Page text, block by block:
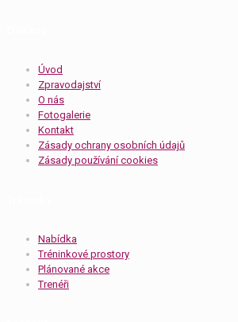
Úvod
Zpravodajství
O nás
Fotogalerie
Kontakt
Zásady ochrany osobních údajů
Zásady používání cookies
Nabídka
Tréninkové prostory
Plánované akce
Trenéři